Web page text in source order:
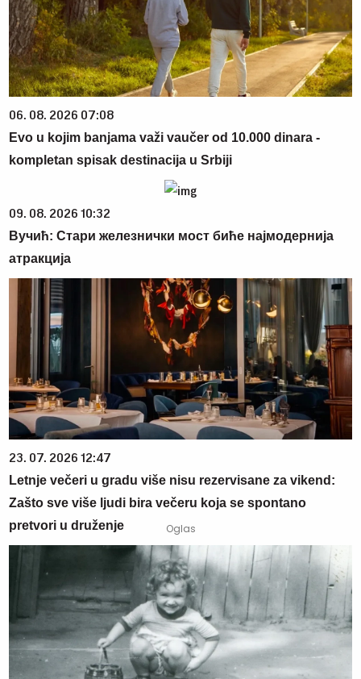
06. 08. 2026 07:08
Evo u kojim banjama važi vaučer od 10.000 dinara -
kompletan spisak destinacija u Srbiji
09. 08. 2026 10:32
Вучић: Стари железнички мост биће најмодернија
атракција
23. 07. 2026 12:47
Letnje večeri u gradu više nisu rezervisane za vikend:
Zašto sve više ljudi bira večeru koja se spontano
pretvori u druženje